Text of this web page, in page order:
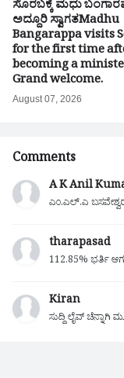
ಸೊರಬಕ್ಕೆ ಮಧು
ಅದ್ದೂರಿ ಸ್ವಾಗತMadhu
Bangarappa visits
for the first time
becoming a
Grand welcome.
August 07, 2026
Comments
A K Anil
ಎಂ.ಎಲ್.ಎ
tharapasad
112.85% ಭರ್ತಿ
Kiran
ಸುದ್ದಿ ಲೈವ್ ಚೆನ್ನಾಗಿ